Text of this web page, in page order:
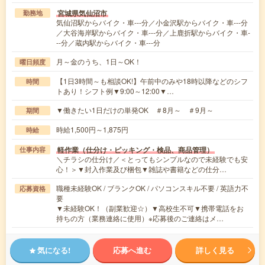
勤務地 宮城県気仙沼市
気仙沼駅からバイク・車---分／小金沢駅からバイク・車---分
／大谷海岸駅からバイク・車---分／上鹿折駅からバイク・車-
--分／蔵内駅からバイク・車---分
曜日頻度 月～金のうち、1日～OK！
時間
【1日3時間～も相談OK!】午前中のみや18時以降などのシフ
トあり！シフト例▼9:00～12:00▼…
期間 ▼働きたい1日だけの単発OK ＃8月～ ＃9月～
時給 時給1,500円～1,875円
仕事内容 軽作業（仕分け・ピッキング・検品、商品管理）
＼チラシの仕分け／＜とってもシンプルなので未経験でも安
心！＞▼封入作業及び梱包▼雑誌や書籍などの仕分…
応募資格
職種未経験OK / ブランクOK / パソコンスキル不要 / 英語力不
要
▼未経験OK！（副業歓迎☆）▼高校生不可▼携帯電話をお
持ちの方（業務連絡に使用）※応募後のご連絡はメ…
気になる! 応募へ進む 詳しく見る